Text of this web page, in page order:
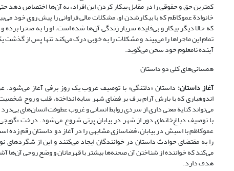
کمترین حق و حقوقی را در مقابل بیکار کردن این افراد، به آن‌ها اختصاص دهد
خانوادة عموکاظم که با بیکارشدن او، مشکلات مالی فراوانی را پیش روی خود
که حالا دیگر بیکار و بی‌فایده سربار زندگی آن‌ها شده است، او را به صحرا
تمام این ماجراها را می‌بیند و مشکلات را به خوبی درک می‌کند تنها پس از
آیندة نامعلوم خود سخن می‌گوید.
همسانی‌های کلی دو داستان
آغاز داستان: داستان «دلتنگی» با توصیف غروب یک روز برفی آغاز
اندوهباری که با بارش آرام برف بر فضای شهر سایه انداخته، قلب و روح
می‌تواند کنایة معنی داری از سردی روابط انسانی و غروب عطوفت انسان‌های
با توصیف دباغ‌خانه‌ای دور از شهر در بیابان پرتی شروع می‌شود. درخت
عموکاظم با اسبش در بیابان، فضاسازی مشابهی را در آغاز دو داستان رقم
را به مقتضای حوادث داستان در خوانندگان ایجاد می‌کنند و این از
هدف دارد.